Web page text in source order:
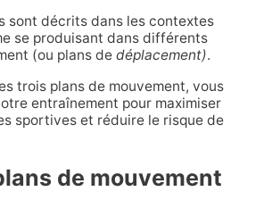
sont décrits dans les contextes
se produisant dans différents
(ou plans de déplacement).
trois plans de mouvement, vous
entraînement pour maximiser
sportives et réduire le risque de
de mouvement